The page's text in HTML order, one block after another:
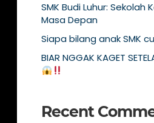
SMK Budi Luhur:
Masa Depan
Siapa bilang anak SMK
BIAR NGGAK KAGET
Recent